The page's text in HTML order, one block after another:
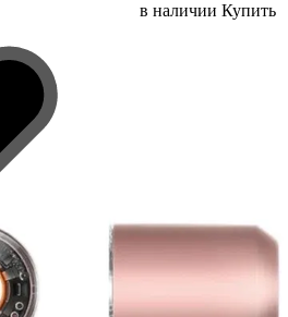
в наличии Купить